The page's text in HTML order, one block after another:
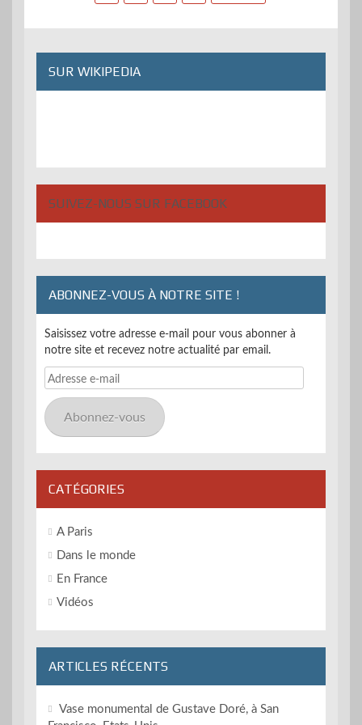
SUR WIKIPEDIA
SUIVEZ-NOUS SUR FACEBOOK
ABONNEZ-VOUS À NOTRE SITE !
Saisissez votre adresse e-mail pour vous abonner à
notre site et recevez notre actualité par email.
Adresse
e-
mail
Abonnez-vous
CATÉGORIES
A Paris
Dans le monde
En France
Vidéos
ARTICLES RÉCENTS
Vase monumental de Gustave Doré, à San